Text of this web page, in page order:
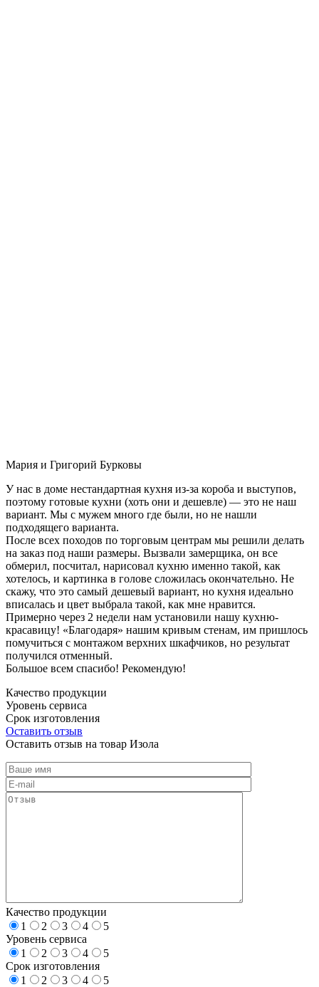
Мария и Григорий Бурковы
У нас в доме нестандартная кухня из-за короба и выступов,
поэтому готовые кухни (хоть они и дешевле) — это не наш
вариант. Мы с мужем много где были, но не нашли
подходящего варианта.
После всех походов по торговым центрам мы решили делать
на заказ под наши размеры. Вызвали замерщика, он все
обмерил, посчитал, нарисовал кухню именно такой, как
хотелось, и картинка в голове сложилась окончательно. Не
скажу, что это самый дешевый вариант, но кухня идеально
вписалась и цвет выбрала такой, как мне нравится.
Примерно через 2 недели нам установили нашу кухню-
красавицу! «Благодаря» нашим кривым стенам, им пришлось
помучиться с монтажом верхних шкафчиков, но результат
получился отменный.
Большое всем спасибо! Рекомендую!
Качество продукции
Уровень сервиса
Срок изготовления
Оставить отзыв
Оставить отзыв на товар Изола
Качество продукции
1
2 3 4
5
Уровень сервиса
1
2 3 4
5
Срок изготовления
1
2 3 4
5